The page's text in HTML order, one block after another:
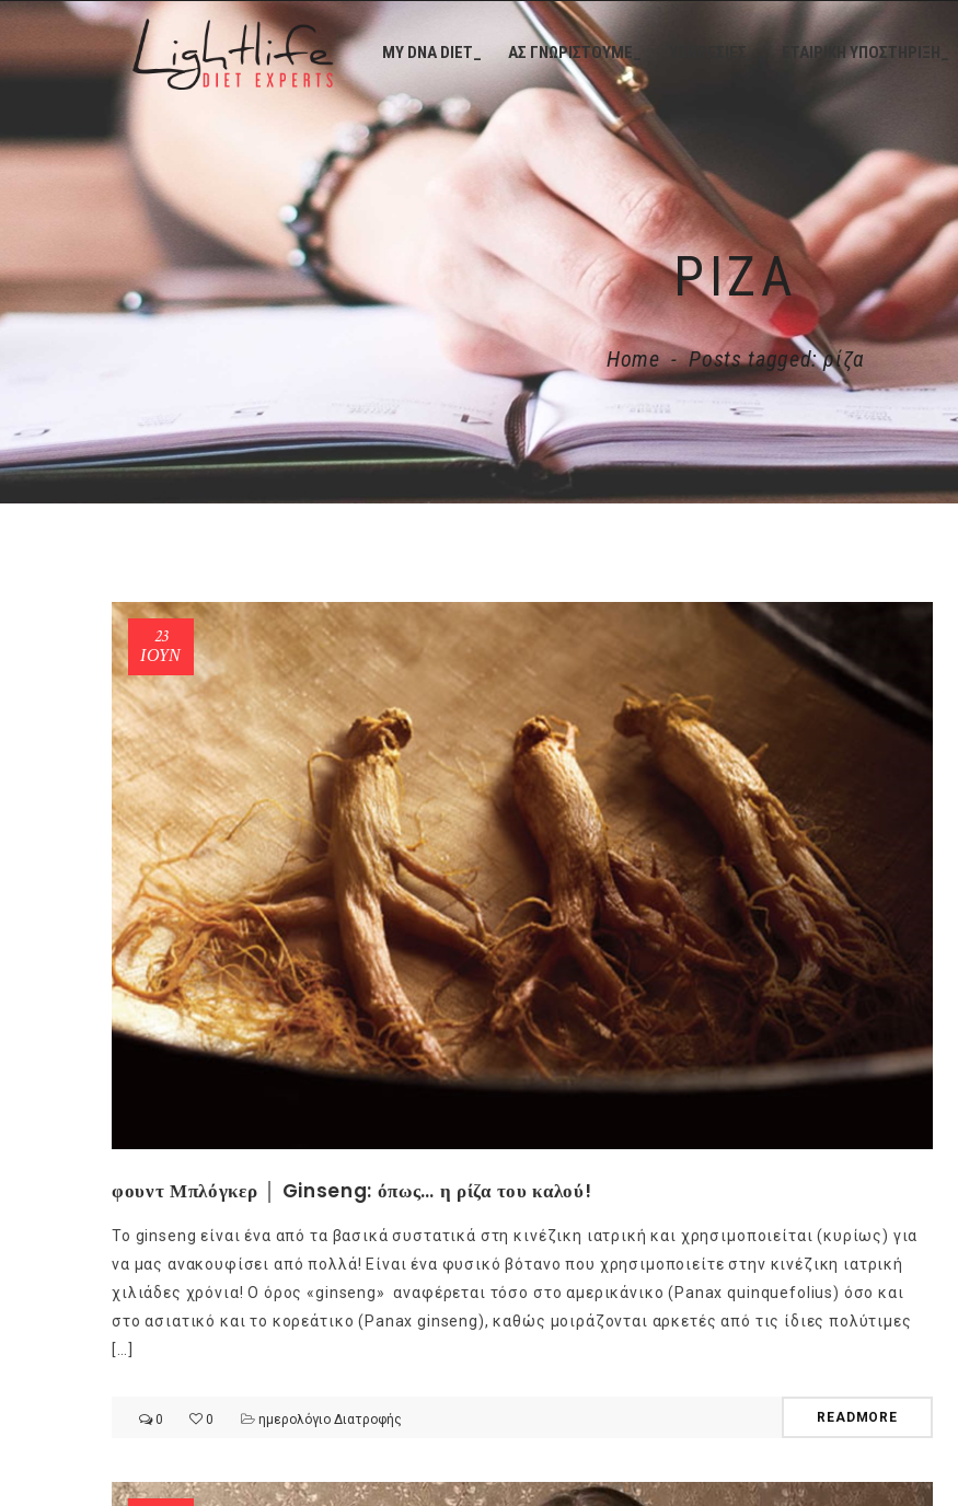
MY DNA DIET_ ΑΣ ΓΝΩΡΙΣΤΟΥΜΕ_ ΕΤΑΙΡΙΚΗ ΥΠΟΣΤΗΡΙΞΗ_
ΡΊΖΑ
Home - Posts tagged: ρίζα
23
ΙΟΎΝ
φουντ Μπλόγκερ │ Ginseng: όπως… η ρίζα του καλού!
Το ginseng είναι ένα από τα βασικά συστατικά στη κινέζικη ιατρική και χρησιμοποιείται (κυρίως) για
να μας ανακουφίσει από πολλά! Είναι ένα φυσικό βότανο που χρησιμοποιείτε στην κινέζικη ιατρική
χιλιάδες χρόνια! Ο όρος «ginseng» αναφέρεται τόσο στο αμερικάνικο (Panax quinquefolius) όσο και
στο ασιατικό και το κορεάτικο (Panax ginseng), καθώς μοιράζονται αρκετές από τις ίδιες πολύτιμες
[…]
0 0 ημερολόγιο Διατροφής READMORE